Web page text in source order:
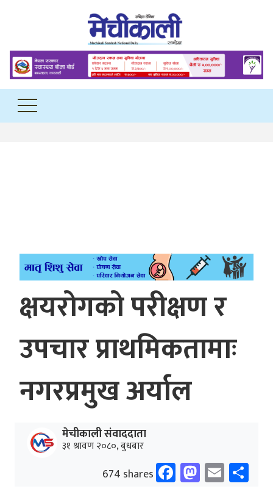
क्षयरोगको परीक्षण र
उपचार प्राथमिकतामाः
नगरप्रमुख अर्याल
मेचीकाली संवाददाता
३१ श्रावण २०८०, बुधबार
674 shares Facebook
Email